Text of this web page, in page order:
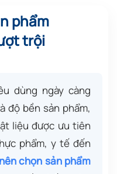
phẩm
trội
dùng ngày càng
độ bền sản phẩm,
liệu được ưu tiên
phẩm, y tế đến
chọn sản phẩm